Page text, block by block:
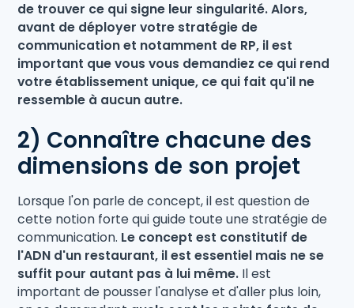
de trouver ce qui signe leur singularité. Alors,
avant de déployer votre stratégie de
communication et notamment de RP, il est
important que vous vous demandiez ce qui rend
votre établissement unique, ce qui fait qu'il ne
ressemble à aucun autre.
2) Connaître chacune des
dimensions de son projet
Lorsque l'on parle de concept, il est question de
cette notion forte qui guide toute une stratégie de
communication. Le concept est constitutif de
l'ADN d'un restaurant, il est essentiel mais ne se
suffit pour autant pas à lui même. Il est
important de pousser l'analyse et d'aller plus loin,